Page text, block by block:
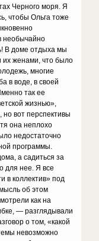
Черного моря. Я
чтобы Ольга тоже
необычайно
В доме отдыха мы
их женами, что было
многие
в воде, в своей
так ее
жизнью»,
вот перспективы
она неплохо
недостаточно
программы.
а садиться за
для нее. Я все
в коллектив» под
об этом
как на
— разглядывали
о том, «какой
невозможно